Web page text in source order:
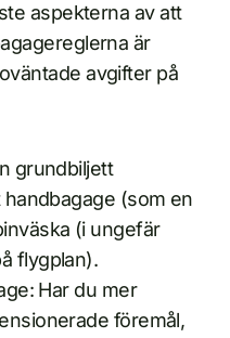
aspekterna av att
är
avgifter på
grundbiljett
(som en
(i ungefär
flygplan).
Har du mer
föremål,